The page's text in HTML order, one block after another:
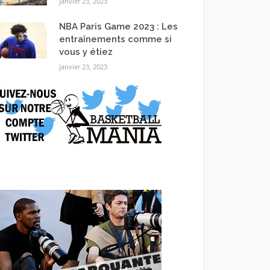
NBA Paris Game 2023 : Les
entraînements comme si
vous y étiez
janvier 23, 2023